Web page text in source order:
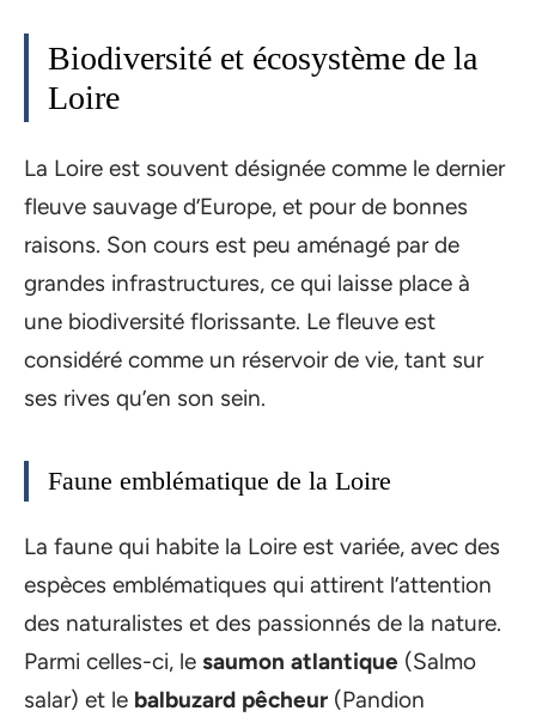
Biodiversité et écosystème de la
Loire
La Loire est souvent désignée comme le dernier
fleuve sauvage d’Europe, et pour de bonnes
raisons. Son cours est peu aménagé par de
grandes infrastructures, ce qui laisse place à
une biodiversité florissante. Le fleuve est
considéré comme un réservoir de vie, tant sur
ses rives qu’en son sein.
Faune emblématique de la Loire
La faune qui habite la Loire est variée, avec des
espèces emblématiques qui attirent l’attention
des naturalistes et des passionnés de la nature.
Parmi celles-ci, le saumon atlantique (Salmo
salar) et le balbuzard pêcheur (Pandion